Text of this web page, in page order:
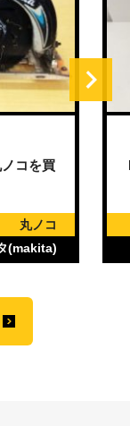
コを買
丸ノコ
(makita)